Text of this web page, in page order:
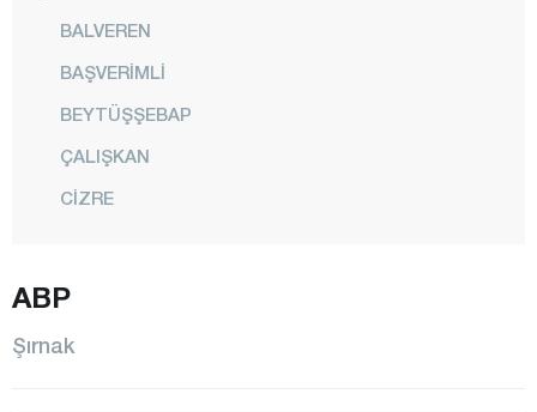
BALVEREN
BAŞVERİMLİ
BEYTÜŞŞEBAP
ÇALIŞKAN
CİZRE
ABP
Şırnak